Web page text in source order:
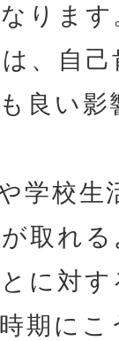
りま
、自
良い
学校
取れ
に対
期に